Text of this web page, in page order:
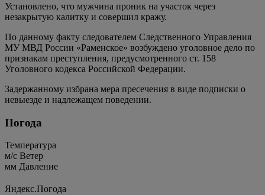
Установлено, что мужчина проник на участок через
незакрытую калитку и совершил кражу.
По данному факту следователем Следственного Управления
МУ МВД России «Раменское» возбуждено уголовное дело по
признакам преступления, предусмотренного ст. 158
Уголовного кодекса Российской Федерации.
Задержанному избрана мера пресечения в виде подписки о
невыезде и надлежащем поведении.
Погода
Температура
м/c Ветер
мм Давление
Яндекс.Погода